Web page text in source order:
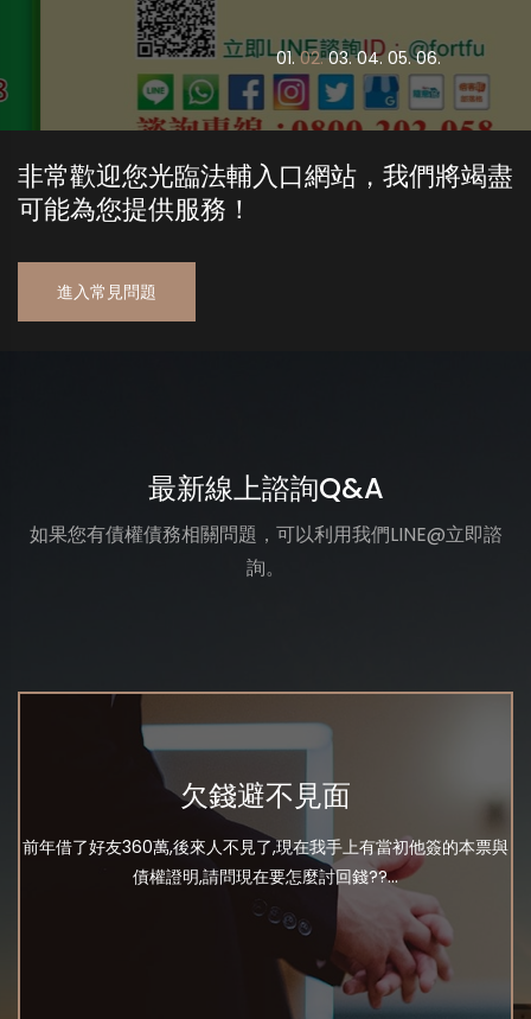
01. 02. 03. 04. 05. 06.
非常歡迎您光臨法輔入口網站，我們將竭盡
可能為您提供服務！
進入常見問題
最新線上諮詢Q&A
如果您有債權債務相關問題，可以利用我們LINE@立即諮
詢。
欠錢避不見面
前年借了好友360萬,後來人不見了,現在我手上有當初他簽的本票與
債權證明,請問現在要怎麼討回錢??...